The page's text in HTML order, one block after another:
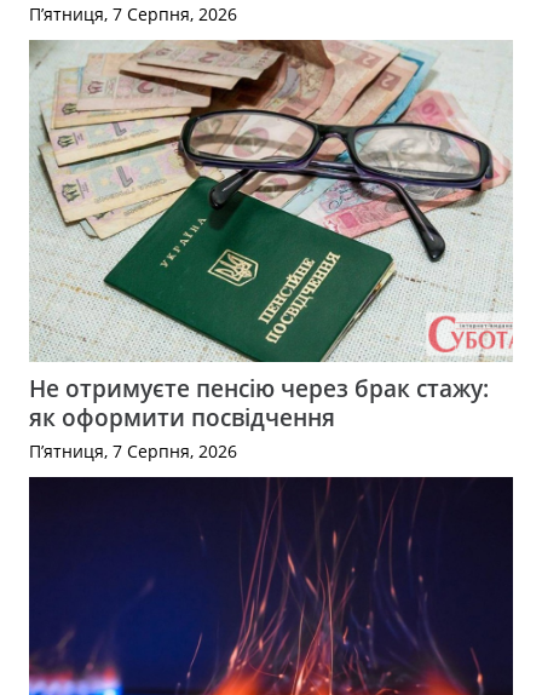
П’ятниця, 7 Серпня, 2026
Не отримуєте пенсію через брак стажу:
як оформити посвідчення
П’ятниця, 7 Серпня, 2026